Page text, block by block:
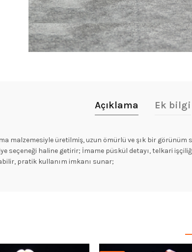
Açıklama Ek bilgi
malzemesiyle üretilmiş, uzun ömürlü ve şık bir
seçeneği haline getirir; İmame püskül detayı, telkari
pratik kullanım imkanı sunar;